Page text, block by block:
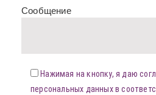
Сообщение
Нажимая на кнопку, я даю
персональных данных в